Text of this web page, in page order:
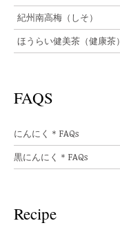
紀州南高梅（しそ）
ほうらい健美茶（健康茶）
FAQS
にんにく＊FAQs
黒にんにく＊FAQs
Recipe